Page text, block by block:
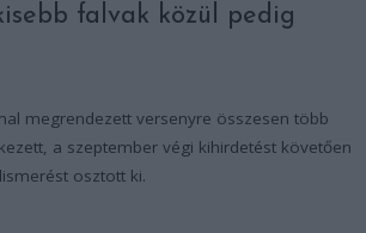
falvak közül pedig
megrendezett versenyre összesen több
a szeptember végi kihirdetést követően
osztott ki.